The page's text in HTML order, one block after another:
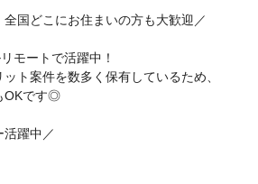
国どこにお住まいの方も大歓迎／
モートで活躍中！
ト案件を数多く保有しているため、
OKです◎
活躍中／